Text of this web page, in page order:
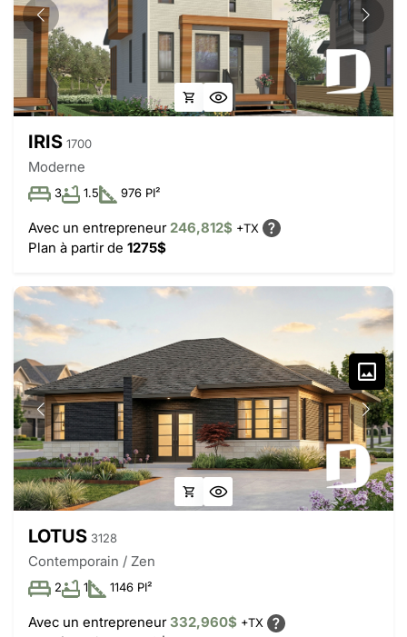
IRIS 1700
Moderne
3 1.5 976 PI²
Avec un entrepreneur 246,812$ +TX
Plan à partir de 1275$
LOTUS 3128
Contemporain / Zen
2 1 1146 PI²
Avec un entrepreneur332,960$ +TX